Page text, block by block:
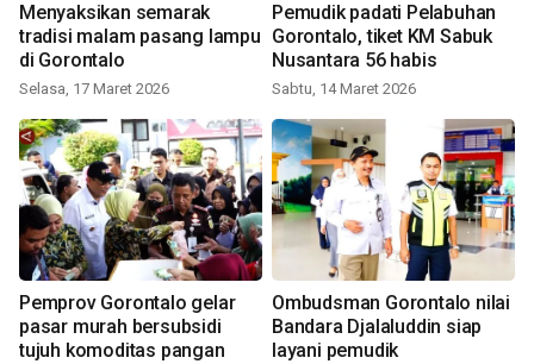
Menyaksikan semarak
tradisi malam pasang lampu
di Gorontalo
Selasa, 17 Maret 2026
Pemudik padati Pelabuhan
Gorontalo, tiket KM Sabuk
Nusantara 56 habis
Sabtu, 14 Maret 2026
Pemprov Gorontalo gelar
pasar murah bersubsidi
tujuh komoditas pangan
Ombudsman Gorontalo nilai
Bandara Djalaluddin siap
layani pemudik